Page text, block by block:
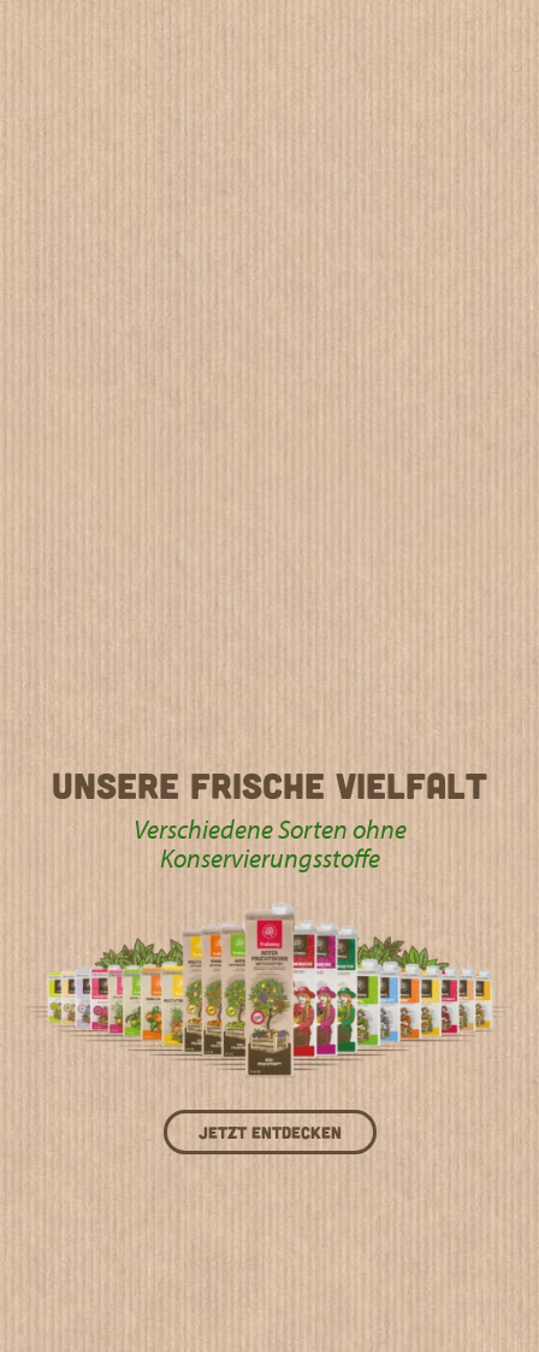
Unsere Frische Vielfalt
Verschiedene Sorten ohne
Konservierungsstoffe
Jetzt entdecken